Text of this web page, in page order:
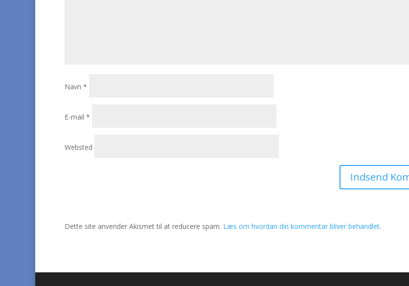
Navn *
E-mail *
Websted
Dette site anvender Akismet til at reducere spam. Læs om hvordan din kommentar bliver behandlet.